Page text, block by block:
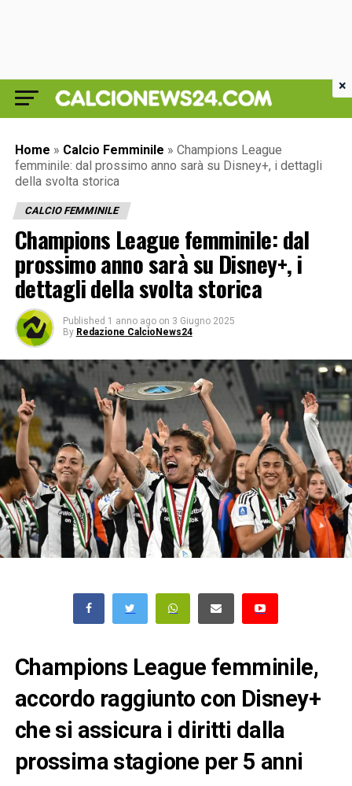
Home » Calcio Femminile » Champions League
femminile: dal prossimo anno sarà su Disney+, i dettagli
della svolta storica
CALCIO FEMMINILE
Champions League femminile: dal
prossimo anno sarà su Disney+, i
dettagli della svolta storica
Published 1 anno ago on 3 Giugno 2025
By Redazione CalcioNews24
Champions League femminile,
accordo raggiunto con Disney+
che si assicura i diritti dalla
prossima stagione per 5 anni
×